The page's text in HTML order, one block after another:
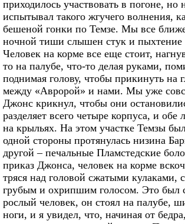
приходилось участвовать в погоне, но
испытывал такого жгучего волнения,
бешеной гонки по Темзе. Мы все
ночной тиши слышен стук и
Человек на корме все еще стоит,
то на палубе, что-то делая руками,
поднимая голову, чтобы прикинуть на
между «Авророй» и нами. Мы уже
Джонс крикнул, чтобы они
разделяет всего четыре корпуса, и обе
на крыльях. На этом участке Темзы
одной стороны протянулась низина
другой – печальные Пламстедские
приказ Джонса, человек на корме
тряся над головой сжатыми кулаками,
грубым и охрипшим голосом. Это был
рослый человек, он стоял на палубе,
ноги, и я увидел, что, начиная от